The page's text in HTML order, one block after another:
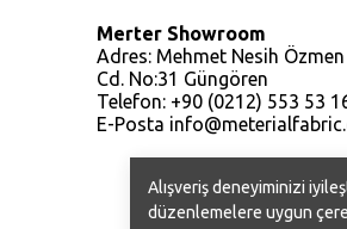
Alışveriş deneyiminizi
düzenlemelere uygun
Merter Showroom
Adres: Mehmet Nesih
Cd. No:31 Güngören
Telefon: +90 (0212) 553 53
E-Posta